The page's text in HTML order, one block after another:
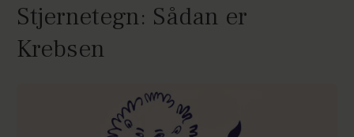
Stjernetegn: Sådan er
Krebsen